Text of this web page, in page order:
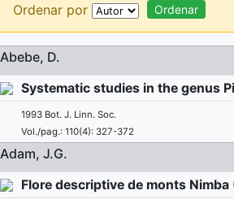
Ordenar por
Abebe, D.
Systematic studies in the genus
1993 Bot. J. Linn. Soc.
Vol./pag.: 110(4): 327-372
Adam, J.G.
Flore descriptive de monts